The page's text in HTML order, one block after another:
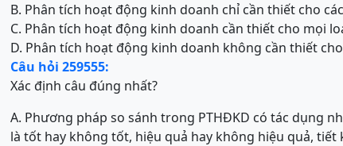
B. Phân tích hoạt động kinh doanh chỉ cần thiết cho
C. Phân tích hoạt động kinh doanh cần thiết cho mọi
D. Phân tích hoạt động kinh doanh không cần thiết
Câu hỏi 259555:
Xác định câu đúng nhất?
A. Phương pháp so sánh trong PTHĐKD có tác dụng
là tốt hay không tốt, hiệu quả hay không hiệu quả, tiết